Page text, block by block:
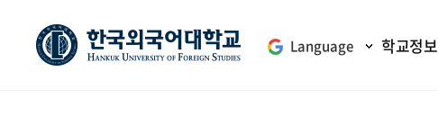
Language 학교정보